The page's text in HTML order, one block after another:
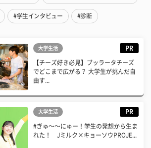
#学生インタビュー #診断
大学生活 PR
【チーズ好き必見】ブッラータチーズ
でどこまで広がる？ 大学生が挑んだ自
由す...
大学生活 PR
#ぎゅ〜〜にゅー！学生の発想から生ま
れた！ Jミルク×キョーソウPROJE...